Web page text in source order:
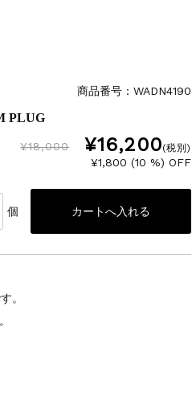
商品番号：WADN4190
PLUG
¥18,000 ¥16,200(税別)
¥1,800 (10 %) OFF
個
。